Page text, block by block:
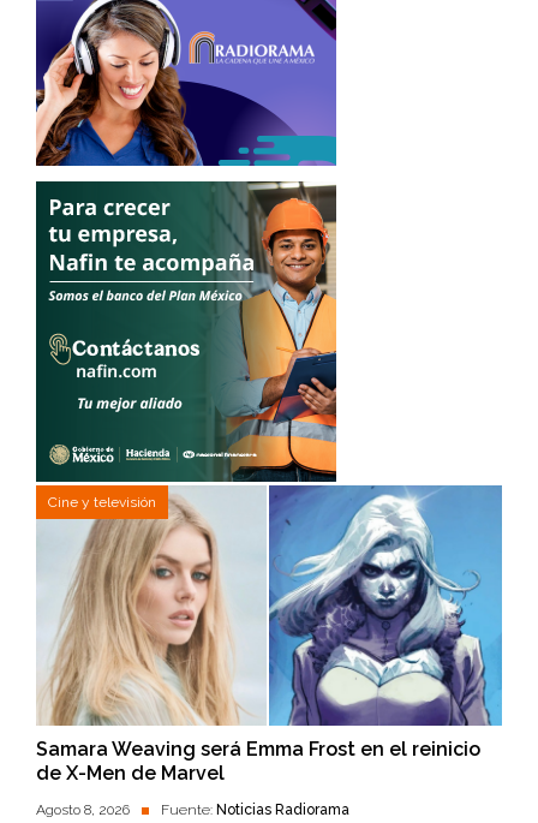
Cine y televisión
Samara Weaving será Emma Frost en el reinicio
de X-Men de Marvel
Agosto 8, 2026 Fuente: Noticias Radiorama